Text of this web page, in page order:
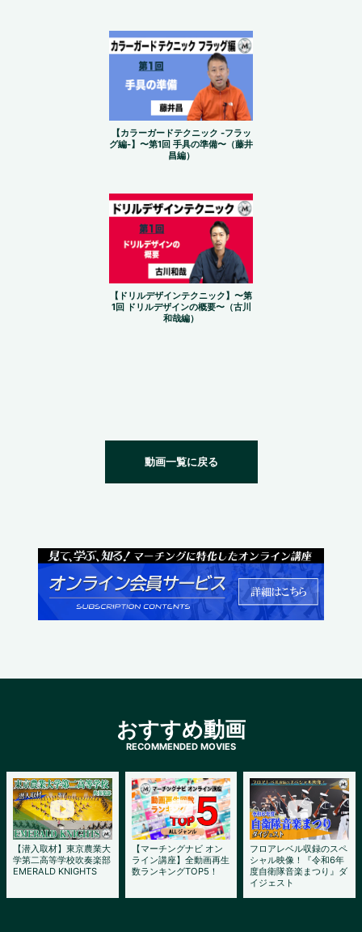
【カラーガードテクニック -フラッ
グ編-】〜第1回 手具の準備〜（藤井
昌編）
【ドリルデザインテクニック】〜第
1回 ドリルデザインの概要〜（古川
和哉編）
動画一覧に戻る
おすすめ動画
【潜入取材】東京農業大
学第二高等学校吹奏楽部
EMERALD KNIGHTS
【マーチングナビ オン
ライン講座】全動画再生
数ランキングTOP5！
フロアレベル収録のスペ
シャル映像！『令和6年
度自衛隊音楽まつり』ダ
イジェスト